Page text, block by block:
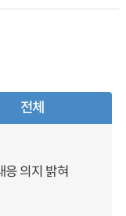
전체
응 의지 밝혀